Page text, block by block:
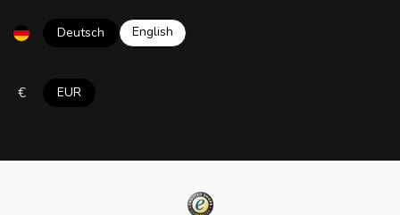
Deutsch English
€ EUR